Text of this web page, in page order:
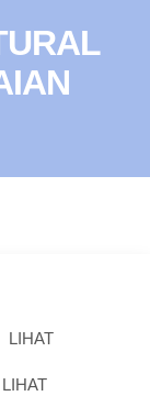
LIHAT
LIHAT